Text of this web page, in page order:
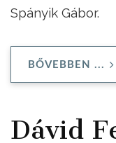
Spányik Gábor.
BŐVEBBEN ...
Dávid